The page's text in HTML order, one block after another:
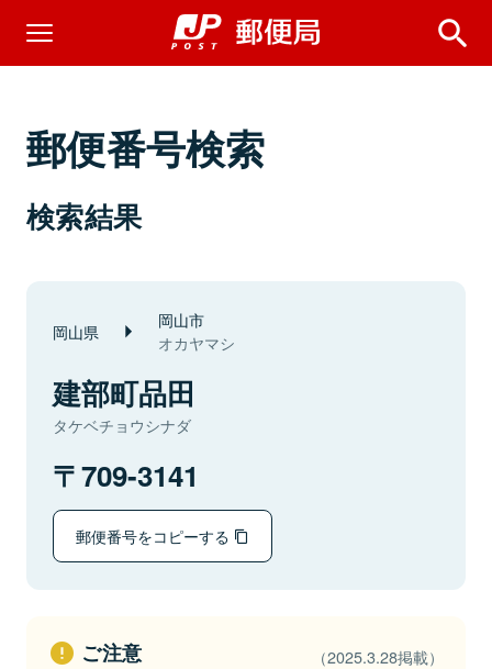
郵便番号検索
検索結果
岡山県 岡山市
オカヤマシ
建部町品田
タケベチョウシナダ
709-3141
郵便番号をコピーする
ご注意 （2025.3.28掲載）